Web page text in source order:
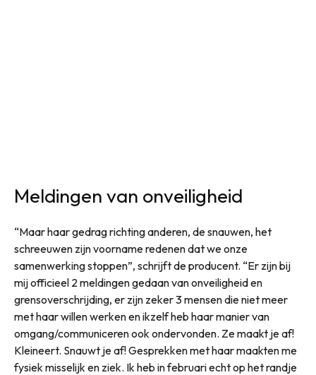
Meldingen van onveiligheid
“Maar haar gedrag richting anderen, de snauwen, het
schreeuwen zijn voorname redenen dat we onze
samenwerking stoppen”, schrijft de producent. “Er zijn bij
mij officieel 2 meldingen gedaan van onveiligheid en
grensoverschrijding, er zijn zeker 3 mensen die niet meer
met haar willen werken en ikzelf heb haar manier van
omgang/communiceren ook ondervonden. Ze maakt je af!
Kleineert. Snauwt je af! Gesprekken met haar maakten me
fysiek misselijk en ziek. Ik heb in februari echt op het randje